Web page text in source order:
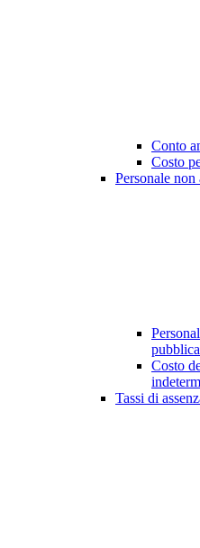
Conto
Costo
Personale
Costo
Tassi di